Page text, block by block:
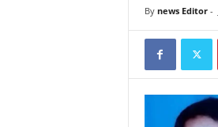
By news Editor-